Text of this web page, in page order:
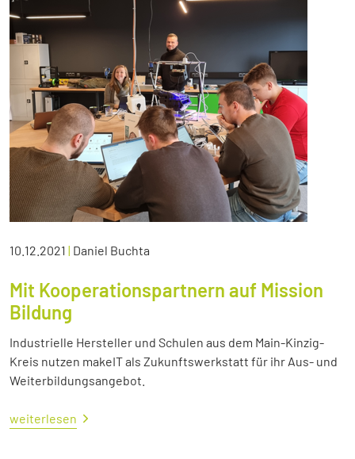
10.12.2021 | Daniel Buchta
Mit Kooperationspartnern auf Mission
Bildung
Industrielle Hersteller und Schulen aus dem Main-Kinzig-
Kreis nutzen makeIT als Zukunftswerkstatt für ihr Aus- und
Weiterbildungsangebot.
weiterlesen